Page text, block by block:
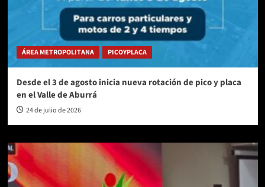
ÁREA METROPOLITANA PICOYPLACA
Desde el 3 de agosto inicia nueva rotación de pico y placa
en el Valle de Aburrá
24 de julio de 2026